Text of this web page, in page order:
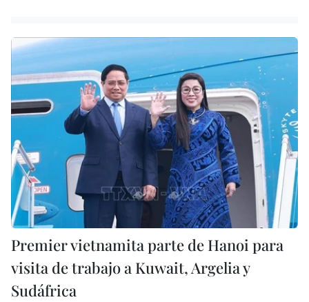
Premier vietnamita parte de Hanoi para
visita de trabajo a Kuwait, Argelia y
Sudáfrica